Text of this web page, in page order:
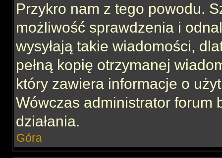
Przykro nam z tego powodu.
możliwość sprawdzenia i
wysyłają takie wiadomości,
pełną kopię otrzymanej
który zawiera informacje o
Wówczas administrator forum
działania.
Góra